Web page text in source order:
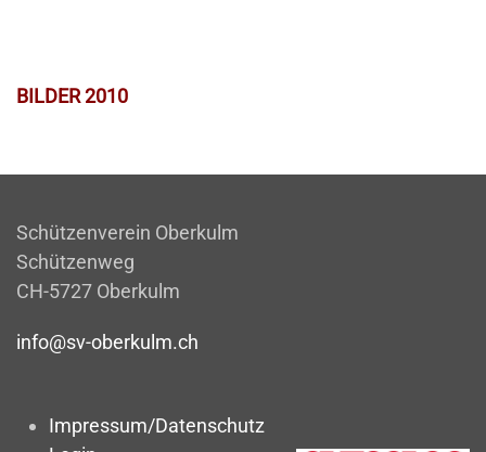
BILDER 2010
Schützenverein Oberkulm
Schützenweg
CH-5727 Oberkulm
info@sv-oberkulm.ch
Impressum/Datenschutz